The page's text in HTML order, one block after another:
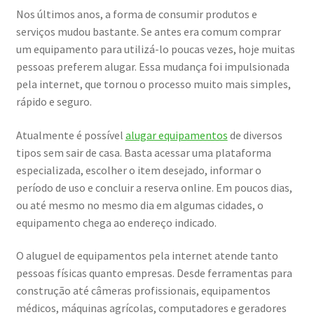
Nos últimos anos, a forma de consumir produtos e
serviços mudou bastante. Se antes era comum comprar
um equipamento para utilizá-lo poucas vezes, hoje muitas
pessoas preferem alugar. Essa mudança foi impulsionada
pela internet, que tornou o processo muito mais simples,
rápido e seguro.
Atualmente é possível alugar equipamentos de diversos
tipos sem sair de casa. Basta acessar uma plataforma
especializada, escolher o item desejado, informar o
período de uso e concluir a reserva online. Em poucos dias,
ou até mesmo no mesmo dia em algumas cidades, o
equipamento chega ao endereço indicado.
O aluguel de equipamentos pela internet atende tanto
pessoas físicas quanto empresas. Desde ferramentas para
construção até câmeras profissionais, equipamentos
médicos, máquinas agrícolas, computadores e geradores